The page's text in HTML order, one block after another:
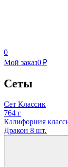
0
Мой заказ0 ₽
Сеты
Сет Классик
764 г
Калифорния
Дракон 8 шт.